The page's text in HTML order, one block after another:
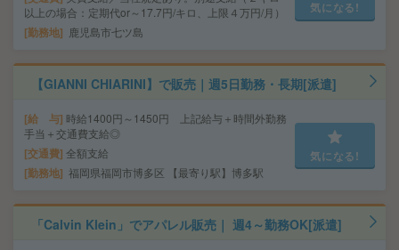
以上の場合：定期代or～17.7円/キロ、上限４万円/月）
勤務地 鹿児島市七ツ島
気になる!
【GIANNI CHIARINI】で販売｜週5日勤務・長期[派遣]
給 与 時給1400円～1450円 上記給与＋時間外勤務
手当＋交通費支給◎
交通費 全額支給
勤務地 福岡県福岡市博多区 【最寄り駅】博多駅
気になる!
「Calvin Klein」でアパレル販売｜ 週4～勤務OK[派遣]